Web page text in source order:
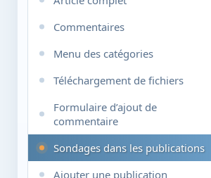
Système de signalement des
Filtre par IP, identifiant ou e-mail
Outils IP
Gestion de la publicité
Commentaires
Menu des catégories
Téléchargement de fichiers
Formulaire d’ajout de
commentaire
Sondages dans les publications
Ajouter une publication